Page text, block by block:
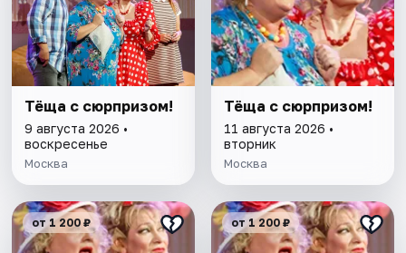
Тёща с сюрпризом!
9 августа 2026 •
воскресенье
Москва
Тёща с сюрпризом!
11 августа 2026 •
вторник
Москва
от 1 200 ₽ от 1 200 ₽